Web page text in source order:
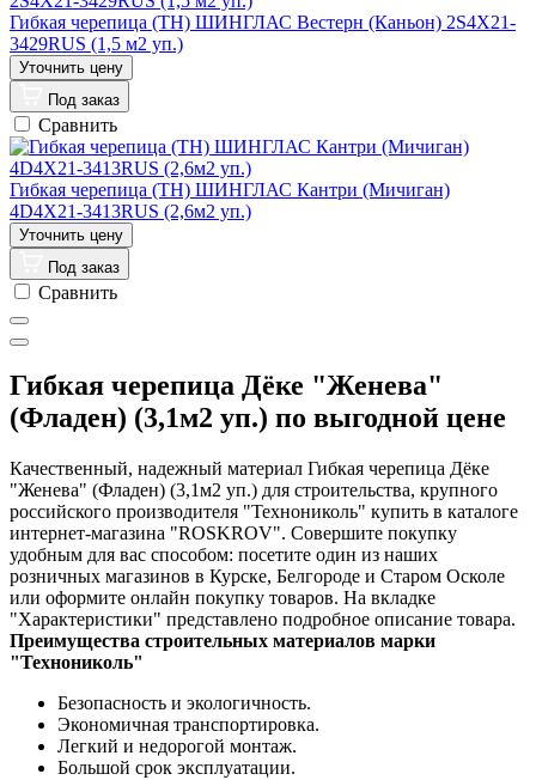
Гибкая черепица (ТН) ШИНГЛАС Вестерн (Каньон) 2S4X21-
3429RUS (1,5 м2 уп.)
Под заказ
Сравнить
Гибкая черепица (ТН) ШИНГЛАС Кантри (Мичиган)
4D4X21-3413RUS (2,6м2 уп.)
Под заказ
Сравнить
Гибкая черепица Дёке "Женева"
(Фладен) (3,1м2 уп.) по выгодной цене
Качественный, надежный материал Гибкая черепица Дёке
"Женева" (Фладен) (3,1м2 уп.) для строительства, крупного
российского производителя "Технониколь" купить в каталоге
интернет-магазина "ROSKROV". Совершите покупку
удобным для вас способом: посетите один из наших
розничных магазинов в Курске, Белгороде и Старом Осколе
или оформите онлайн покупку товаров. На вкладке
"Характеристики" представлено подробное описание товара.
Преимущества строительных материалов марки
"Технониколь"
Безопасность и экологичность.
Экономичная транспортировка.
Легкий и недорогой монтаж.
Большой срок эксплуатации.